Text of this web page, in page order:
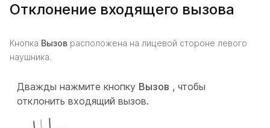
Отклонение входящего вызова
Кнопка Вызов расположена на лицевой стороне левого
наушника.
Дважды нажмите кнопку Вызов , чтобы
отклонить входящий вызов.